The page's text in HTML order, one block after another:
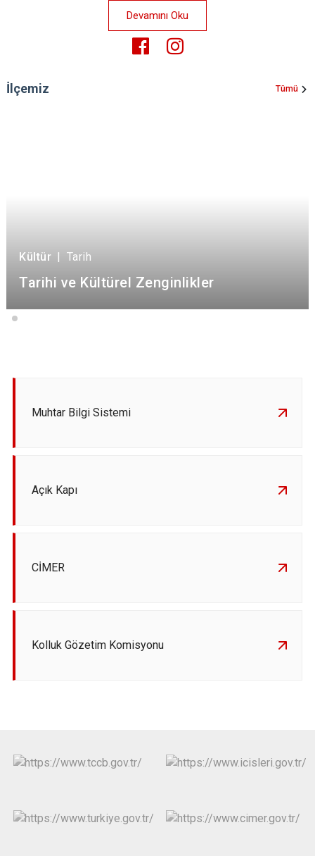
Devamını Oku
İlçemiz Tümü
Kültür | Tarih
Tarihi ve Kültürel Zenginlikler
Muhtar Bilgi Sistemi
Açık Kapı
CİMER
Kolluk Gözetim Komisyonu